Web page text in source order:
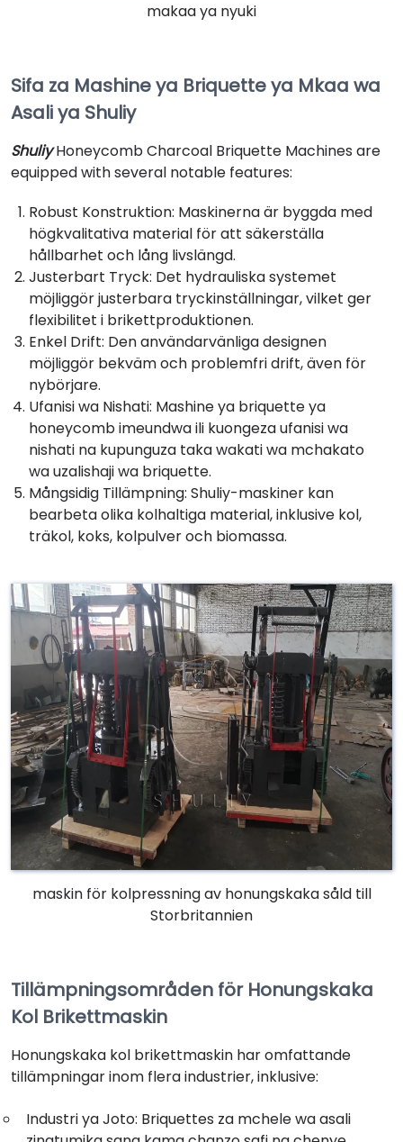
makaa ya nyuki
Sifa za Mashine ya Briquette ya Mkaa wa
Asali ya Shuliy
ShuliyHoneycomb Charcoal Briquette Machines are
equipped with several notable features:
Robust Konstruktion: Maskinerna är byggda med
högkvalitativa material för att säkerställa
hållbarhet och lång livslängd.
Justerbart Tryck: Det hydrauliska systemet
möjliggör justerbara tryckinställningar, vilket ger
flexibilitet i brikettproduktionen.
Enkel Drift: Den användarvänliga designen
möjliggör bekväm och problemfri drift, även för
nybörjare.
Ufanisi wa Nishati: Mashine ya briquette ya
honeycomb imeundwa ili kuongeza ufanisi wa
nishati na kupunguza taka wakati wa mchakato
wa uzalishaji wa briquette.
Mångsidig Tillämpning: Shuliy-maskiner kan
bearbeta olika kolhaltiga material, inklusive kol,
träkol, koks, kolpulver och biomassa.
maskin för kolpressning av honungskaka såld till
Storbritannien
Tillämpningsområden för Honungskaka
Kol Brikettmaskin
Honungskaka kol brikettmaskin har omfattande
tillämpningar inom flera industrier, inklusive:
Industri ya Joto: Briquettes za mchele wa asali